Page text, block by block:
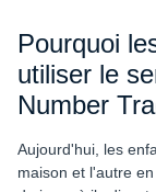
Pourquoi
utiliser le
Number
Aujourd'hui, les
maison et l'autre